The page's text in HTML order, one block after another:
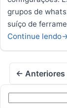
grupos de
suíço de
Continue lendo
← Anteriores